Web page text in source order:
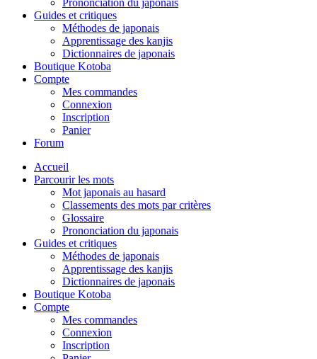
Guides et critiques
Méthodes de japonais
Apprentissage des kanjis
Dictionnaires de japonais
Boutique Kotoba
Compte
Mes commandes
Connexion
Inscription
Panier
Forum
Accueil
Parcourir les mots
Mot japonais au hasard
Classements des mots par critères
Glossaire
Prononciation du japonais
Guides et critiques
Méthodes de japonais
Apprentissage des kanjis
Dictionnaires de japonais
Boutique Kotoba
Compte
Mes commandes
Connexion
Inscription